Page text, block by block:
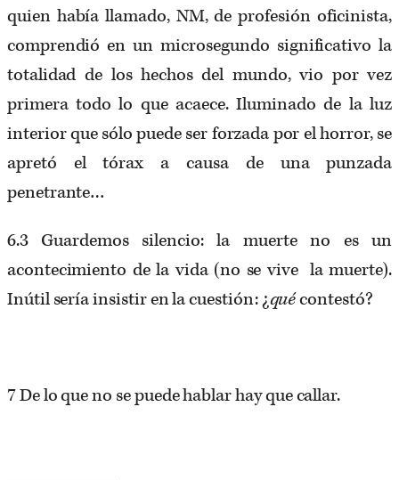
quien había llamado, NM, de profesión oficinista,
comprendió en un microsegundo significativo la
totalidad de los hechos del mundo, vio por vez
primera todo lo que acaece. Iluminado de la luz
interior que sólo puede ser forzada por el horror, se
apretó el tórax a causa de una punzada
penetrante…
6.3 Guardemos silencio: la muerte no es un
acontecimiento de la vida (no se vive la muerte).
Inútil sería insistir en la cuestión: ¿quécontestó?
7 De lo que no se puede hablar hay que callar.